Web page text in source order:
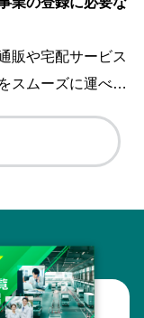
販や宅配サービス
スムーズに運べる
、「何から手をつ
も多いのではない
はもちろん、すで
覧いただき、顧客
お役立てくださ